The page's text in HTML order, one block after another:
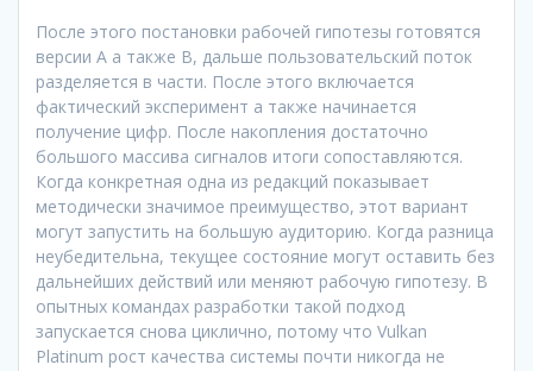
После этого постановки рабочей гипотезы готовятся
версии A а также B, дальше пользовательский поток
разделяется в части. После этого включается
фактический эксперимент а также начинается
получение цифр. После накопления достаточно
большого массива сигналов итоги сопоставляются.
Когда конкретная одна из редакций показывает
методически значимое преимущество, этот вариант
могут запустить на большую аудиторию. Когда разница
неубедительна, текущее состояние могут оставить без
дальнейших действий или меняют рабочую гипотезу. В
опытных командах разработки такой подход
запускается снова циклично, потому что Vulkan
Platinum рост качества системы почти никогда не